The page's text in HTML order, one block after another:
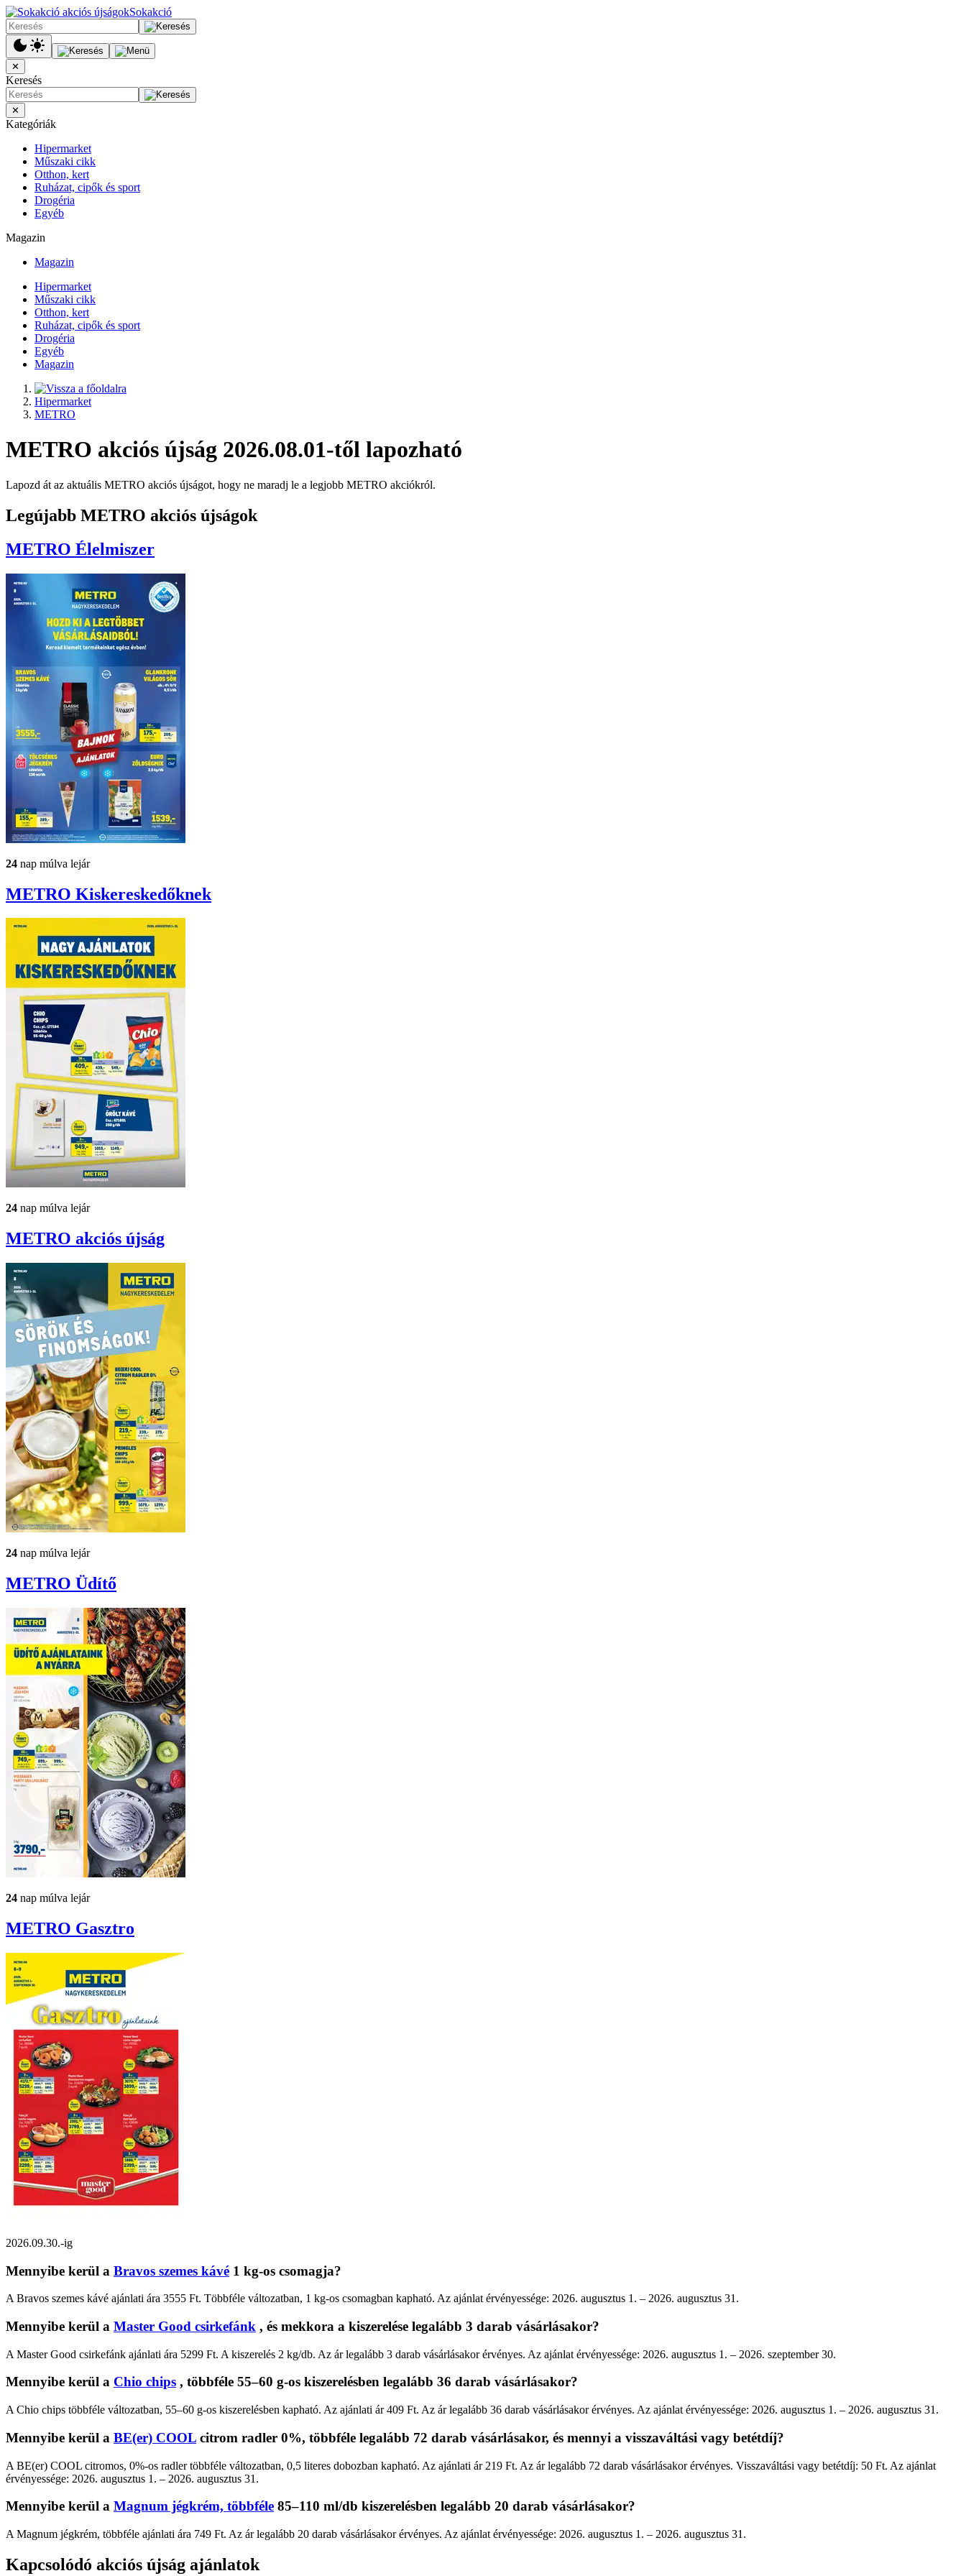
Sokakció
✕
Keresés
✕
Kategóriák
Hipermarket
Műszaki cikk
Otthon, kert
Ruházat, cipők és sport
Drogéria
Egyéb
Magazin
Magazin
Hipermarket
Műszaki cikk
Otthon, kert
Ruházat, cipők és sport
Drogéria
Egyéb
Magazin
Hipermarket
METRO
METRO akciós újság 2026.08.01-től lapozható
Lapozd át az aktuális METRO akciós újságot, hogy ne maradj le a legjobb METRO akciókról.
Legújabb METRO akciós újságok
METRO Élelmiszer
24 nap múlva lejár
METRO Kiskereskedőknek
24 nap múlva lejár
METRO akciós újság
24 nap múlva lejár
METRO Üdítő
24 nap múlva lejár
METRO Gasztro
2026.09.30.-ig
Mennyibe kerül a Bravos szemes kávé 1 kg-os csomagja?
A Bravos szemes kávé ajánlati ára 3555 Ft. Többféle változatban, 1 kg-os csomagban kapható. Az ajánlat érvényessége: 2026. augusztus 1. – 2026. augusztus 31.
Mennyibe kerül a Master Good csirkefánk , és mekkora a kiszerelése legalább 3 darab vásárlásakor?
A Master Good csirkefánk ajánlati ára 5299 Ft. A kiszerelés 2 kg/db. Az ár legalább 3 darab vásárlásakor érvényes. Az ajánlat érvényessége: 2026. augusztus 1. – 2026. szeptember 30.
Mennyibe kerül a Chio chips , többféle 55–60 g-os kiszerelésben legalább 36 darab vásárlásakor?
A Chio chips többféle változatban, 55–60 g-os kiszerelésben kapható. Az ajánlati ár 409 Ft. Az ár legalább 36 darab vásárlásakor érvényes. Az ajánlat érvényessége: 2026. augusztus 1. – 2026. augusztus 31.
Mennyibe kerül a BE(er) COOL citrom radler 0%, többféle legalább 72 darab vásárlásakor, és mennyi a visszaváltási vagy betétdíj?
A BE(er) COOL citromos, 0%-os radler többféle változatban, 0,5 literes dobozban kapható. Az ajánlati ár 219 Ft. Az ár legalább 72 darab vásárlásakor érvényes. Visszaváltási vagy betétdíj: 50 Ft. Az ajánlat
érvényessége: 2026. augusztus 1. – 2026. augusztus 31.
Mennyibe kerül a Magnum jégkrém, többféle 85–110 ml/db kiszerelésben legalább 20 darab vásárlásakor?
A Magnum jégkrém, többféle ajánlati ára 749 Ft. Az ár legalább 20 darab vásárlásakor érvényes. Az ajánlat érvényessége: 2026. augusztus 1. – 2026. augusztus 31.
Kapcsolódó akciós újság ajánlatok